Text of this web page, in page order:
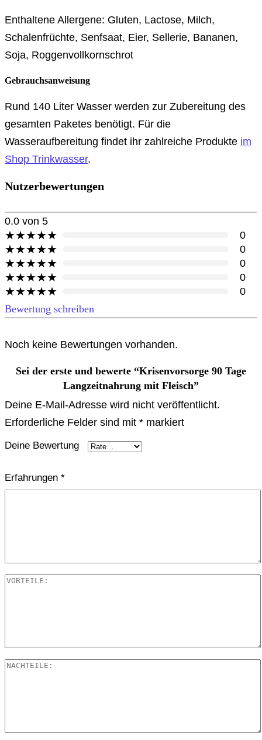
Enthaltene Allergene: Gluten, Lactose, Milch,
Schalenfrüchte, Senfsaat, Eier, Sellerie, Bananen,
Soja, Roggenvollkornschrot
Gebrauchsanweisung
Rund 140 Liter Wasser werden zur Zubereitung des
gesamten Paketes benötigt. Für die
Wasseraufbereitung findet ihr zahlreiche Produkte im
Shop Trinkwasser.
Nutzerbewertungen
0.0 von 5
★★★★★ 0
★★★★★ 0
★★★★★ 0
★★★★★ 0
★★★★★
0
Bewertung schreiben
Noch keine Bewertungen vorhanden.
Sei der erste und bewerte “Krisenvorsorge 90 Tage
Langzeitnahrung mit Fleisch”
Deine E-Mail-Adresse wird nicht veröffentlicht.
Erforderliche Felder sind mit * markiert
Deine Bewertung
Erfahrungen *